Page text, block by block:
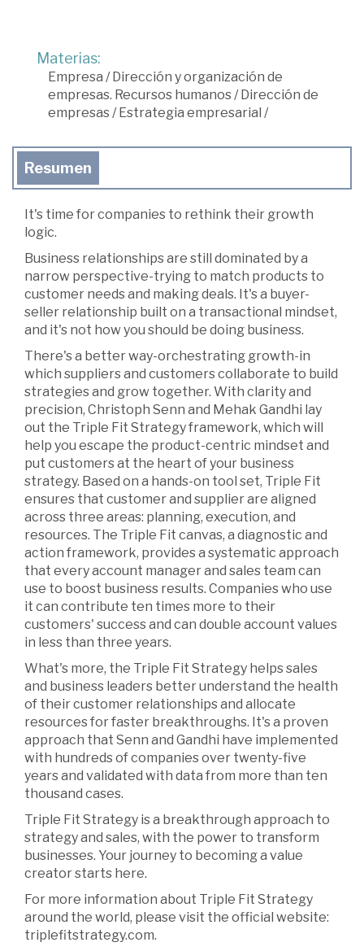
Materias:
Empresa / Dirección y organización de
empresas. Recursos humanos/ Dirección de
empresas/ Estrategia empresarial /
Resumen
It's time for companies to rethink their growth
logic.
Business relationships are still dominated by a
narrow perspective-trying to match products to
customer needs and making deals. It's a buyer-
seller relationship built on a transactional mindset,
and it's not how you should be doing business.
There's a better way-orchestrating growth-in
which suppliers and customers collaborate to build
strategies and grow together. With clarity and
precision, Christoph Senn and Mehak Gandhi lay
out the Triple Fit Strategy framework, which will
help you escape the product-centric mindset and
put customers at the heart of your business
strategy. Based on a hands-on tool set, Triple Fit
ensures that customer and supplier are aligned
across three areas: planning, execution, and
resources. The Triple Fit canvas, a diagnostic and
action framework, provides a systematic approach
that every account manager and sales team can
use to boost business results. Companies who use
it can contribute ten times more to their
customers' success and can double account values
in less than three years.
What's more, the Triple Fit Strategy helps sales
and business leaders better understand the health
of their customer relationships and allocate
resources for faster breakthroughs. It's a proven
approach that Senn and Gandhi have implemented
with hundreds of companies over twenty-five
years and validated with data from more than ten
thousand cases.
Triple Fit Strategy is a breakthrough approach to
strategy and sales, with the power to transform
businesses. Your journey to becoming a value
creator starts here.
For more information about Triple Fit Strategy
around the world, please visit the official website:
triplefitstrategy.com.